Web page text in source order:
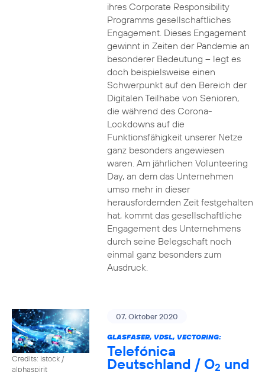
ihres Corporate Responsibility
Programms gesellschaftliches
Engagement. Dieses Engagement
gewinnt in Zeiten der Pandemie an
besonderer Bedeutung – legt es
doch beispielsweise einen
Schwerpunkt auf den Bereich der
Digitalen Teilhabe von Senioren,
die während des Corona-
Lockdowns auf die
Funktionsfähigkeit unserer Netze
ganz besonders angewiesen
waren. Am jährlichen Volunteering
Day, an dem das Unternehmen
umso mehr in dieser
herausfordernden Zeit festgehalten
hat, kommt das gesellschaftliche
Engagement des Unternehmens
durch seine Belegschaft noch
einmal ganz besonders zum
Ausdruck.
Credits: istock /
alphaspirit
07. Oktober 2020
GLASFASER, VDSL, VECTORING:
Telefónica
Deutschland / O2 und